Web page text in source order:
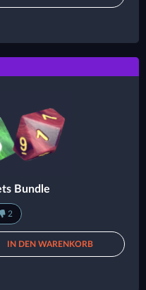
Bundle
2
IN DEN WARENKORB